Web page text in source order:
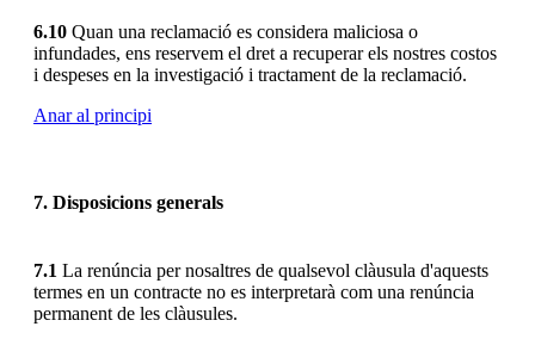
6.10 Quan una reclamació es considera maliciosa o
infundades, ens reservem el dret a recuperar els nostres costos
i despeses en la investigació i tractament de la reclamació.
Anar al principi
7. Disposicions generals
7.1 La renúncia per nosaltres de qualsevol clàusula d'aquests
termes en un contracte no es interpretarà com una renúncia
permanent de les clàusules.